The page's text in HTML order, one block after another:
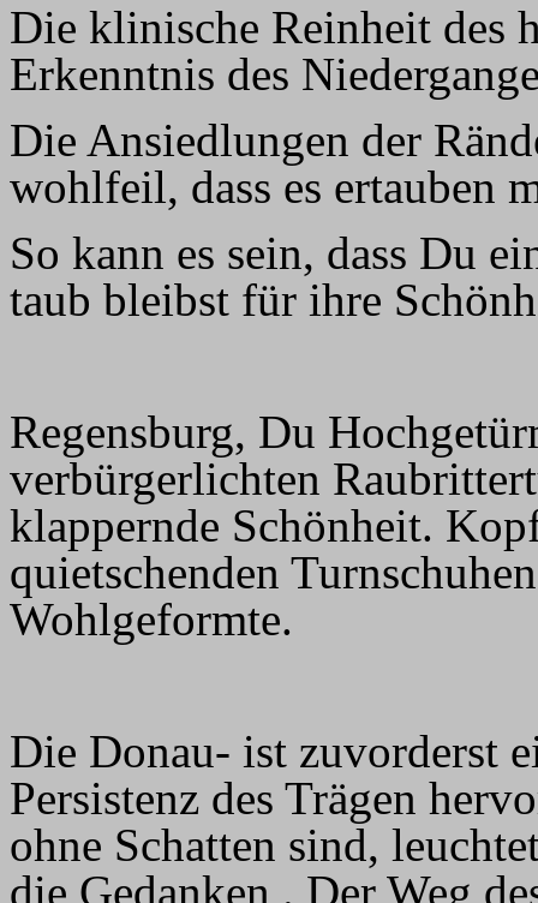
Die klinische Reinheit des
Erkenntnis des
Die Ansiedlungen der
wohlfeil, dass es ertauben
So kann es sein, dass Du
taub bleibst für ihre
Regensburg, Du
verbürgerlichten
klappernde Schönheit.
quietschenden
Wohlgeformte.
Die Donau- ist zuvorderst
Persistenz des Trägen
ohne Schatten sind,
die Gedanken . Der Weg